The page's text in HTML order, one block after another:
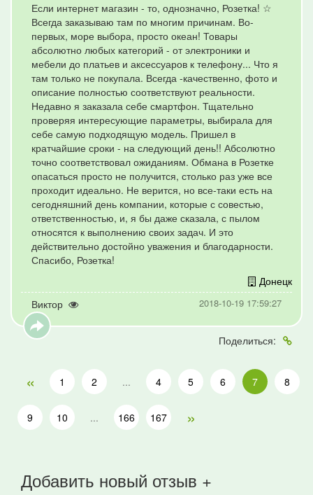
Если интернет магазин - то, однозначно, Розетка! ☆
Всегда заказываю там по многим причинам. Во-
первых, море выбора, просто океан! Товары
абсолютно любых категорий - от электроники и
мебели до платьев и аксессуаров к телефону... Что я
там только не покупала. Всегда -качественно, фото и
описание полностью соответствуют реальности.
Недавно я заказала себе смартфон. Тщательно
проверяя интересующие параметры, выбирала для
себе самую подходящую модель. Пришел в
кратчайшие сроки - на следующий день!! Абсолютно
точно соответствовал ожиданиям. Обмана в Розетке
опасаться просто не получится, столько раз уже все
проходит идеально. Не верится, но все-таки есть на
сегодняшний день компании, которые с совестью,
ответственностью, и, я бы даже сказала, с пылом
относятся к выполнению своих задач. И это
действительно достойно уважения и благодарности.
Спасибо, Розетка!
Донецк
Виктор
2018-10-19 17:59:27
Поделиться:
« 1 2 ... 4 5 6 7 8
9 10 ... 166 167 »
Добавить новый отзыв +